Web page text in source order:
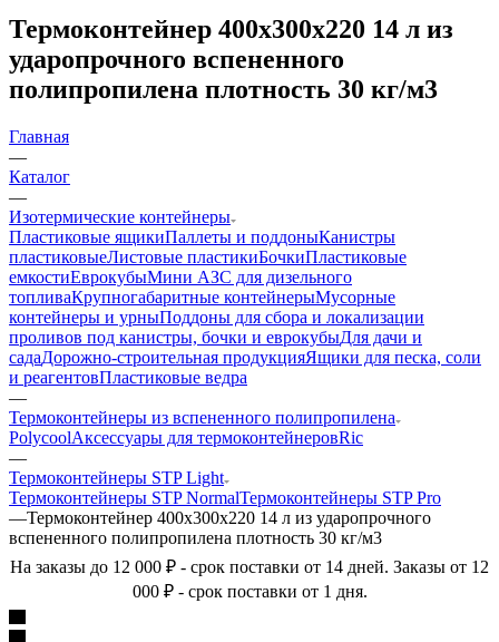
Термоконтейнер 400х300х220 14 л из
ударопрочного вспененного
полипропилена плотность 30 кг/м3
Главная
—
Каталог
—
Изотермические контейнеры
Пластиковые ящикиПаллеты и поддоныКанистры
пластиковыеЛистовые пластикиБочкиПластиковые
емкостиЕврокубыМини АЗС для дизельного
топливаКрупногабаритные контейнерыМусорные
контейнеры и урныПоддоны для сбора и локализации
проливов под канистры, бочки и еврокубыДля дачи и
садаДорожно-строительная продукцияЯщики для песка, соли
и реагентовПластиковые ведра
—
Термоконтейнеры из вспененного полипропилена
PolycoolАксессуары для термоконтейнеровRic
—
Термоконтейнеры STP Light
Термоконтейнеры STP NormalТермоконтейнеры STP Pro
—Термоконтейнер 400х300х220 14 л из ударопрочного
вспененного полипропилена плотность 30 кг/м3
На заказы до 12 000 ₽ - срок поставки от 14 дней. Заказы от 12
000 ₽ - срок поставки от 1 дня.